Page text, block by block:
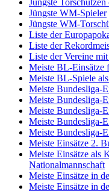
Jüngste WM-Spieler
Jüngste WM-
Liste der
Liste der
Liste der Vereine
Meiste BL-Einsätze
Meiste BL-Spiele
Meiste Bundesliga-
Meiste Bundesliga-
Meiste Bundesliga-
Meiste Bundesliga-
Meiste Bundesliga-
Meiste Einsätze 2.
Meiste Einsätze als
Nationalmannschaft
Meiste Einsätze in
Meiste Einsätze in